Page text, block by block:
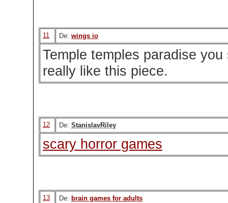
11 De: wings io
Temple temples paradise
really like this piece.
12 De: StanislavRiley
scary horror games
13 De: brain games for adults